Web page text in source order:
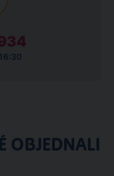
OBJEDNALI